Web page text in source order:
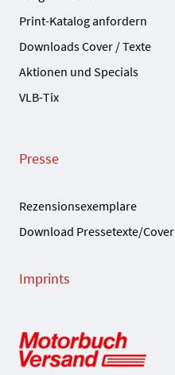
Print-Katalog anfordern
Downloads Cover / Texte
Aktionen und Specials
VLB-Tix
Presse
Rezensionsexemplare
Download Pressetexte/Cover
Imprints